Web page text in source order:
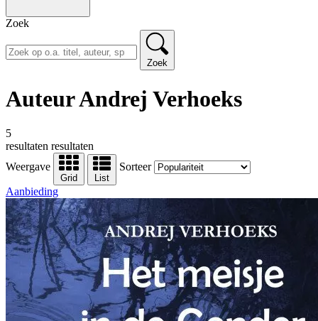
Zoek
Zoek
Auteur Andrej Verhoeks
5
resultaten resultaten
Weergave
Grid List
Sorteer
Aanbieding